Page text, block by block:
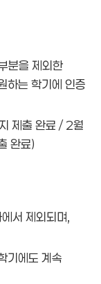
분을 제외한
하는 학기에 인증
제출 완료 / 2월
완료)
서 제외되며,
기에도 계속